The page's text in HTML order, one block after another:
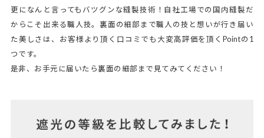
更になんと言ってもバツグンな縫製技術！自社工場での国内縫製だ
からこそ出来る職人技。裏面の細部まで職人の技と想いが行き届い
た美しさは、お客様より頂く口コミでも大変高評価を頂くPointの1
つです。
是非、お手元に届いたら裏面の細部まで見てみてください！